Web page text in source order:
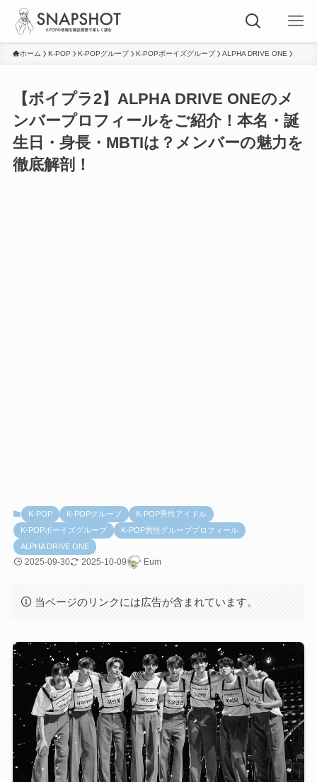
ホーム K-POP K-POPグループ K-POPボーイズグループ ALPHA DRIVE ONE
【ボイプラ2】ALPHA DRIVE ONEのメ
ンバープロフィールをご紹介！本名・誕
生日・身長・MBTIは？メンバーの魅力を
徹底解剖！
K-POP K-POPグループ
K-POP男性アイドル
K-POPボーイズグループ
K-POP男性グループプロフィール
ALPHA DRIVE ONE
2025-09-30 2025-10-09 Eum
当ページのリンクには広告が含まれています。